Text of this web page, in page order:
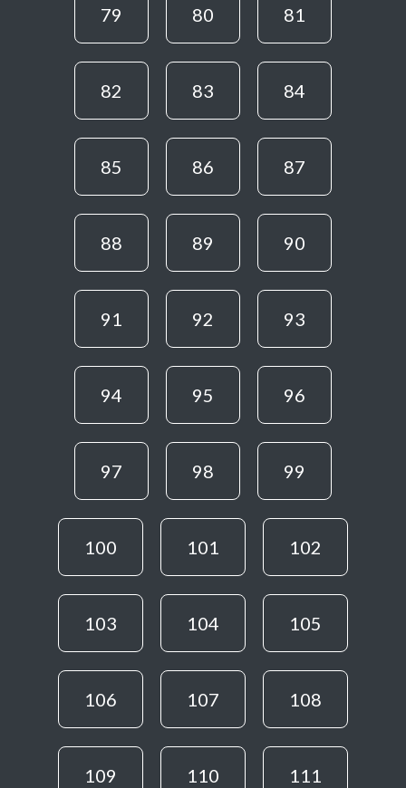
79 80 81
82 83 84
85 86 87
88 89 90
91 92 93
94 95 96
97 98 99
100 101 102
103 104 105
106 107 108
109 110 111